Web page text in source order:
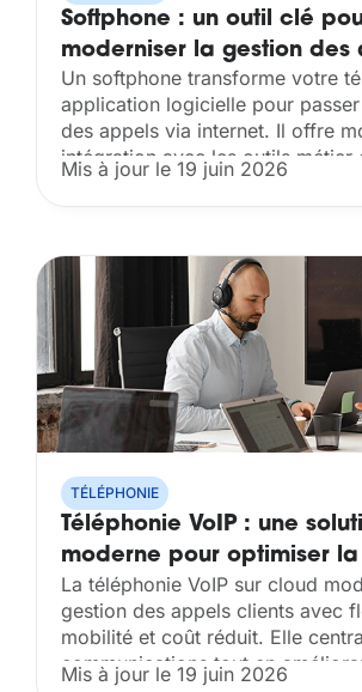
Softphone : un outil clé
moderniser la gestion des
clients
Un softphone transforme votre
application logicielle pour
des appels via internet. Il offre
intégration avec les outils métier
gestion simplifiée des
Mis à jour le 19 juin 2026
TÉLÉPHONIE
Téléphonie VoIP : une
moderne pour optimiser
des appels clients
La téléphonie VoIP sur cloud
gestion des appels clients avec
mobilité et coût réduit. Elle
communications tout en
Mis à jour le 19 juin 2026